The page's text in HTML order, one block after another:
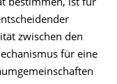
bestimmen, ist für
zwischen den
für eine